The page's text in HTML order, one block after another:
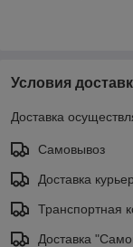
Условия
Доставка
Самовывоз
Доставка
Транспортная
Доставка